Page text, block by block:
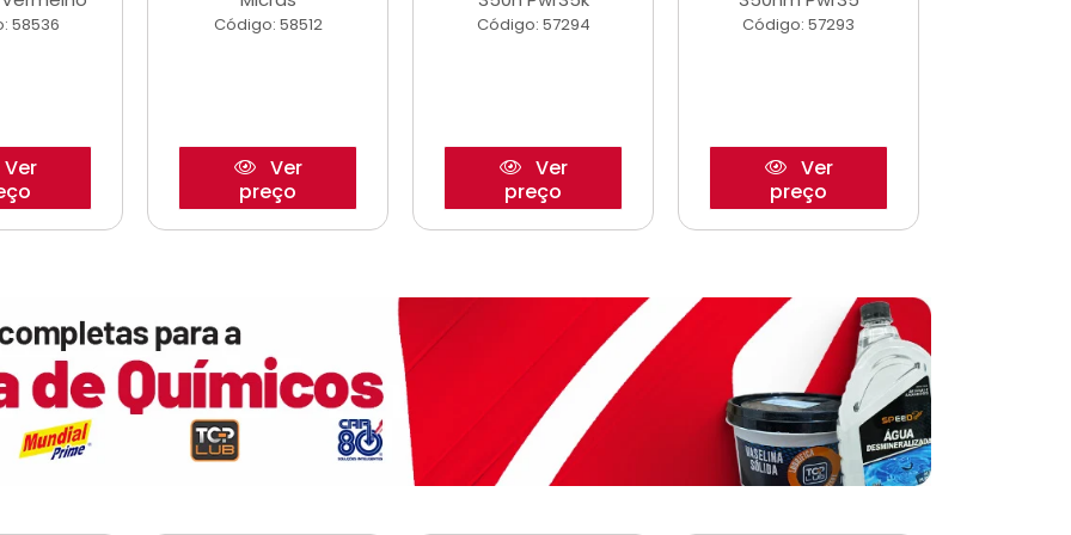
58536
Ver
Código: 58512
Ver
preço
Código: 57294
Ver
preço
Código: 57293
Ver
preço